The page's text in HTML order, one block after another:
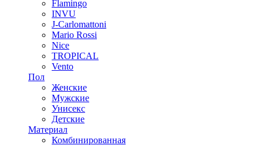
Flamingo
INVU
J-Carlomattoni
Mario Rossi
Nice
TROPICAL
Vento
Пол
Женские
Мужские
Унисекс
Детские
Материал
Комбинированная